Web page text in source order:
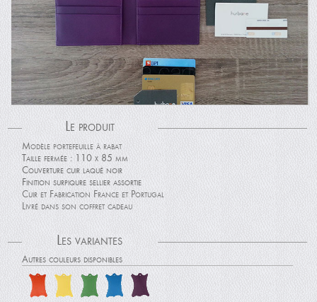
Le produit
Modèle portefeuille à rabat
Taille fermée : 110 x 85 mm
Couverture cuir laqué noir
Finition surpiqure sellier assortie
Cuir et Fabrication France et Portugal
Livré dans son coffret cadeau
Les variantes
Autres couleurs disponibles